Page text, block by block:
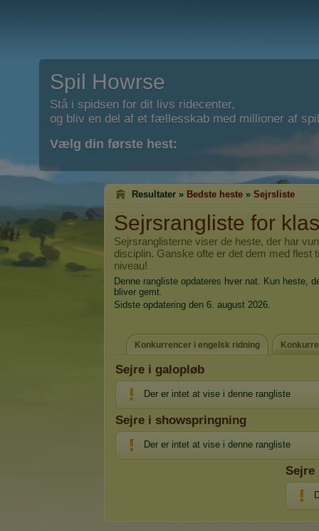
Spil Howrse
Stå i spidsen for dit livs ridecenter,
og bliv en del af et fællesskab med millioner af
Vælg din første hest:
Resultater » Bedste heste » Sejrsliste
Sejrsrangliste for
Sejrsranglisterne viser de heste, der har
disciplin. Ganske ofte er det dem med flest
niveau!
Denne rangliste opdateres hver nat. Kun heste,
bliver gemt.
Sidste opdatering den 6. august 2026.
Konkurrencer i engelsk ridning
Sejre i galopløb
Der er intet at vise i denne rangliste
Sejre i showspringning
Der er intet at vise i denne rangliste